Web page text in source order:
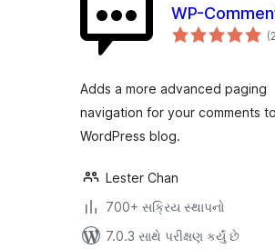
WP-
(2
Adds a more advanced paging
navigation for your comments
WordPress blog.
Lester Chan
700+ સક્રિય સ્થાપનો
7.0.3 સાથે પરીક્ષણ કર્યું છે